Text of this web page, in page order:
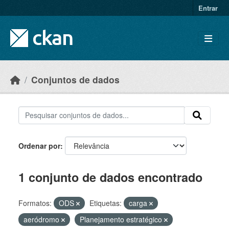
Entrar
Conjuntos de dados
Ordenar por
1 conjunto de dados encontrado
Formatos: ODS Etiquetas:
carga
aeródromo
Planejamento estratégico